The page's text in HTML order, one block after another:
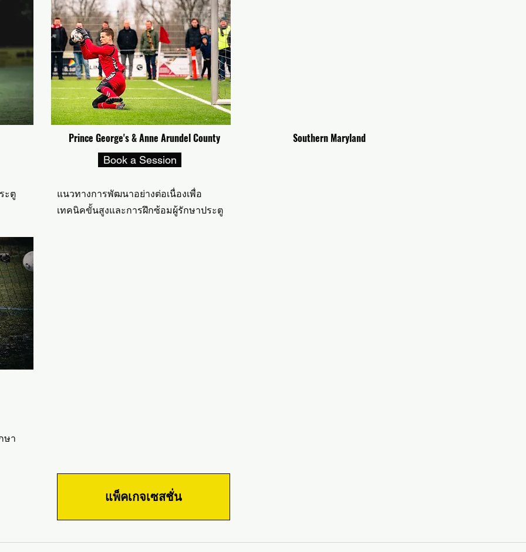
George's & Anne Arundel County Southern Maryland
ะตู
Book a Session
แนวทางการพัฒนาอย่างต่อเนื่องเพื่อ
เทคนิคขั้นสูงและการฝึกซ้อมผู้รักษาประตู
ษา
แพ็คเกจเซสชั่น